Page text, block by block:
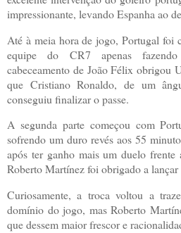
impressionante, levando Espanha ao
Até à meia hora de jogo, Portugal foi
equipe do CR7 apenas
cabeceamento de João Félix obrigou
que Cristiano Ronaldo, de um
conseguiu finalizar o passe.
A segunda parte começou com
sofrendo um duro revés aos 55
após ter ganho mais um duelo
Roberto Martínez foi obrigado a
Curiosamente, a troca voltou a
domínio do jogo, mas Roberto
que dessem maior frescor e